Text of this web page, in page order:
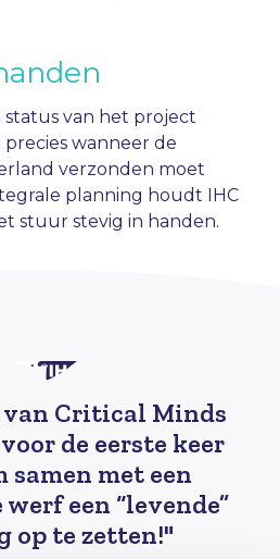
status van het project
wanneer de
verzonden moet
planning houdt IHC
stuur stevig in handen.
van Critical Minds
de eerste keer
samen met een
een “levende”
op te zetten!"